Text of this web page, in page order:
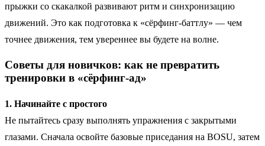
прыжки со скакалкой развивают ритм и синхронизацию
движений. Это как подготовка к «сёрфинг-баттлу» — чем
точнее движения, тем увереннее вы будете на волне.
Советы для новичков: как не превратить
тренировки в «сёрфинг-ад»
1. Начинайте с простого
Не пытайтесь сразу выполнять упражнения с закрытыми
глазами. Сначала освойте базовые приседания на BOSU, затем